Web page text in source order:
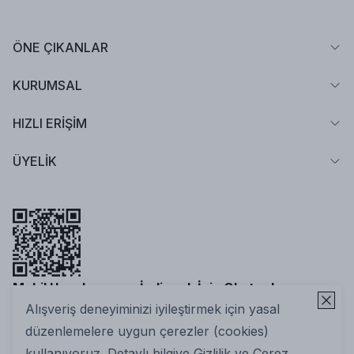
Alışveriş deneyiminizi iyileştirmek için yasal
düzenlemelere uygun çerezler (cookies)
ÖNE ÇIKANLAR
KURUMSAL
HIZLI ERİŞİM
ÜYELİK
Mobil Uygulamamızı İndirmek İçin Okutun!